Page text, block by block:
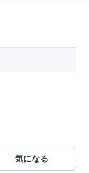
気になる